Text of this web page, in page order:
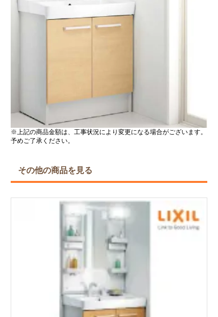
※上記の商品金額は、工事状況により変更になる場合がございます。
予めご了承ください。
その他の商品を見る